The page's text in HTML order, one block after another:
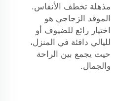
مذهلة تخطف الأنفاس.
الموقد الزجاجي هو
اختيار رائع للضيوف أو
لليالي دافئة في المنزل،
حيث يجمع بين الراحة
والجمال.